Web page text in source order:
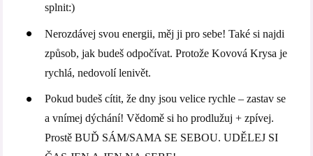
splnit:)
Nerozdávej svou energii, měj ji pro sebe! Také si najdi
způsob, jak budeš odpočívat. Protože Kovová Krysa je
rychlá, nedovolí lenivět.
Pokud budeš cítit, že dny jsou velice rychle – zastav se
a vnímej dýchání! Vědomě si ho prodlužuj + zpívej.
Prostě BUĎ SÁM/SAMA SE SEBOU. UDĚLEJ SI